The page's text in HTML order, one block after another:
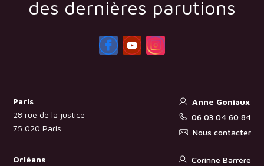
des dernières parutions
Paris
28 rue de la justice
75 020 Paris
Anne Goniaux
06 03 04 60 84
Nous contacter
Orléans
Corinne Barrère